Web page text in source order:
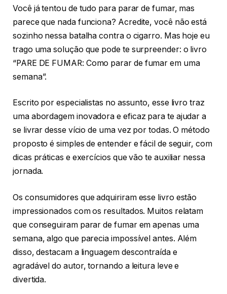
Você já tentou de tudo para parar de fumar, mas
parece que nada funciona? Acredite, você não está
sozinho nessa batalha contra o cigarro. Mas hoje eu
trago uma solução que pode te surpreender: o livro
“PARE DE FUMAR: Como parar de fumar em uma
semana”.
Escrito por especialistas no assunto, esse livro traz
uma abordagem inovadora e eficaz para te ajudar a
se livrar desse vício de uma vez por todas. O método
proposto é simples de entender e fácil de seguir, com
dicas práticas e exercícios que vão te auxiliar nessa
jornada.
Os consumidores que adquiriram esse livro estão
impressionados com os resultados. Muitos relatam
que conseguiram parar de fumar em apenas uma
semana, algo que parecia impossível antes. Além
disso, destacam a linguagem descontraída e
agradável do autor, tornando a leitura leve e
divertida.